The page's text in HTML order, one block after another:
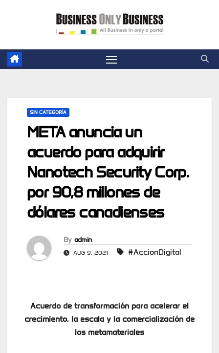
SIN CATEGORÍA
META anuncia un
acuerdo para adquirir
Nanotech Security Corp.
por 90,8 millones de
dólares canadienses
By admin
AUG 9, 2021 #AccionDigital
Acuerdo de transformación para acelerar el
crecimiento, la escala y la comercialización de
los metamateriales